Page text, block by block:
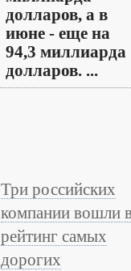
долларов, а в
июне - еще на
94,3 миллиарда
долларов. ...
Три российских
компании вошли
рейтинг самых
дорогих